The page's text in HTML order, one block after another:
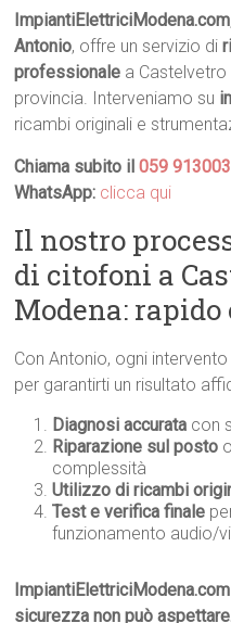
ImpiantiElettriciModena.com
Antonio, offre un servizio di
professionale a
provincia. Interveniamo su
ricambi originali e
Chiama subito il059
WhatsApp: clicca qui
Il nostro
di citofoni a
Modena: rapido
Con Antonio, ogni
per garantirti un risultato
Diagnosi accurata con
Riparazione sul posto
complessità
Utilizzo di ricambi
Test e verifica finale
funzionamento audio/
sicurezza non può